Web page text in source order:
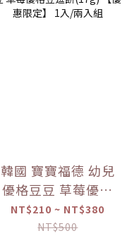
韓國 寶寶福德 幼兒
優格豆豆 草莓優格
豆逗餅(17g) 【優惠
限定】 1入/兩入組
NT$210 ~ NT$380
NT$500